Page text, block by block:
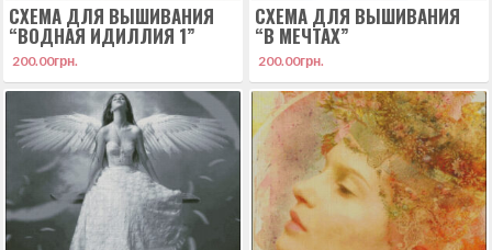
СХЕМА ДЛЯ ВЫШИВАНИЯ
“ВОДНАЯ ИДИЛЛИЯ 1”
200.00грн.
СХЕМА ДЛЯ ВЫШИВАНИЯ
“В МЕЧТАХ”
200.00грн.